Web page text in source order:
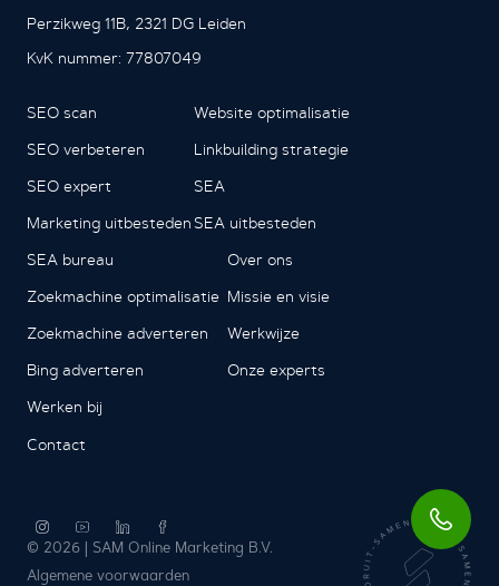
Perzikweg 11B, 2321 DG Leiden
KvK nummer: 77807049
SEO scan
SEO verbeteren
SEO expert
Marketing uitbesteden
Website optimalisatie
Linkbuilding strategie
SEA
SEA uitbesteden
SEA bureau
Zoekmachine optimalisatie
Zoekmachine adverteren
Bing adverteren
Over ons
Missie en visie
Werkwijze
Onze experts
Werken bij
Contact
© 2026 | SAM Online Marketing B.V.
Algemene voorwaarden